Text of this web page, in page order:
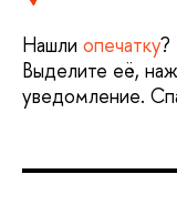
Нашли опечатку?
Выделите её,
уведомление.